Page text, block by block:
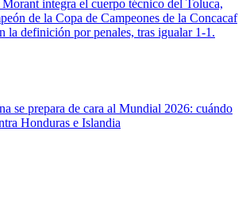
integra el cuerpo técnico del Toluca,
de la Copa de Campeones de la Concacaf
la definición por penales, tras igualar 1-1.
se prepara de cara al Mundial 2026: cuándo
Honduras e Islandia